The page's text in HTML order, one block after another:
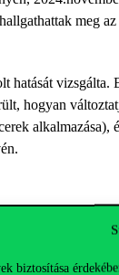
biztosítása
meg
hogyan
kerültek
(Kalifornia,